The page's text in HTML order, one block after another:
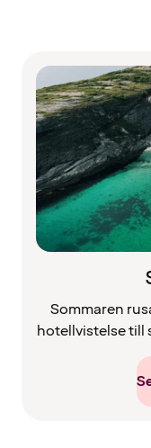
Sommaren
hotellvistelse till